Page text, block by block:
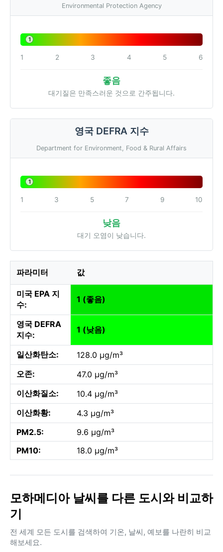
Environmental Protection Agency
1
1 2 3 4 5 6
좋음
대기질은 만족스러운 것으로 간주됩니다.
영국 DEFRA 지수
Department for Environment, Food & Rural Affairs
1
1 3 5 7 9 10
낮음
대기 오염이 낮습니다.
파라미터 값
미국 EPA 지
수:
1 (좋음)
영국 DEFRA
지수:
1 (낮음)
일산화탄소:
128.0 µg/m³
오존:
47.0 µg/m³
이산화질소:
10.4 µg/m³
이산화황:
4.3 µg/m³
PM2.5:
9.6 µg/m³
PM10:
18.0 µg/m³
모하메디아 날씨를 다른 도시와 비교하
기
전 세계 모든 도시를 검색하여 기온, 날씨, 예보를 나란히 비교
해보세요.